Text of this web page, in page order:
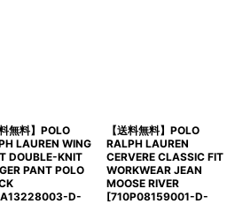
料無料】POLO
LAUREN WING
DOUBLE-KNIT
PANT POLO
D-
【送料無料】POLO
RALPH LAUREN
CERVERE CLASSIC FIT
WORKWEAR JEAN
MOOSE RIVER
[710P08159001-D-